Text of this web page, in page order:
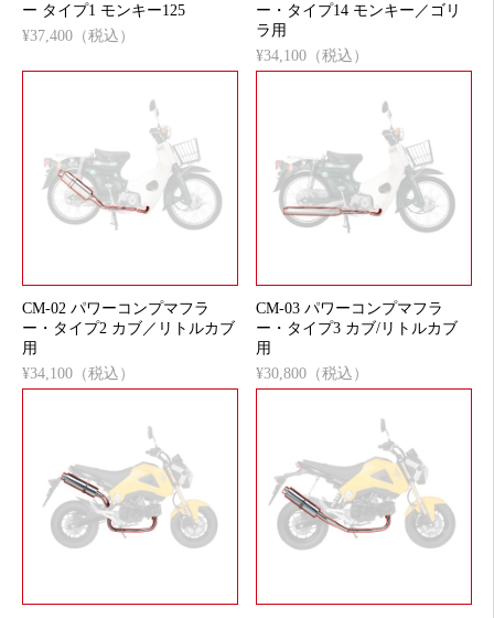
ー タイプ1 モンキー125
¥37,400（税込）
ー・タイプ14 モンキー／ゴリ
ラ用
¥34,100（税込）
CM-02 パワーコンプマフラ
ー・タイプ2 カブ／リトルカブ
用
¥34,100（税込）
CM-03 パワーコンプマフラ
ー・タイプ3 カブ/リトルカブ
用
¥30,800（税込）